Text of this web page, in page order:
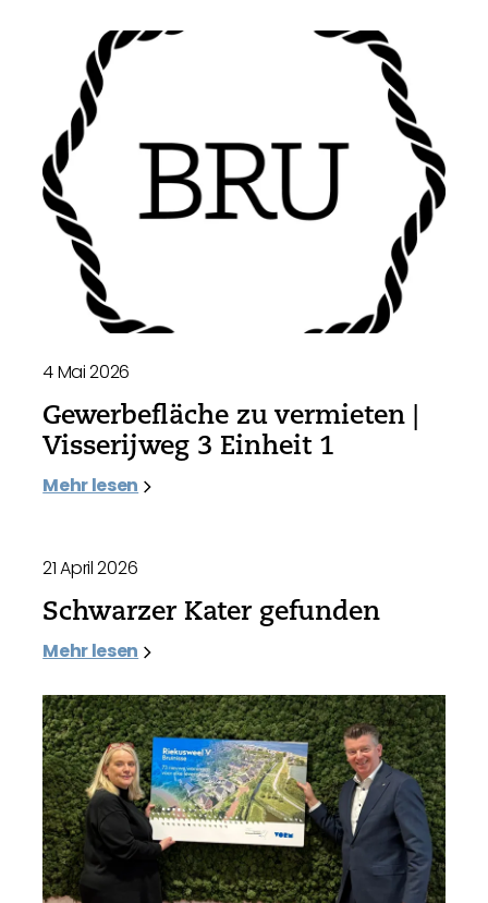
4 Mai 2026
Gewerbefläche zu vermieten |
Visserijweg 3 Einheit 1
Mehr lesen
21 April 2026
Schwarzer Kater gefunden
Mehr lesen